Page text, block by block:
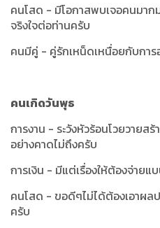
คนโสด - มีโอกาสพบเจอคนมา
จริงใจต่อท่านครับ
คนมีคู่ - คู่รักเหน็ดเหนื่อยกับการ
คนเกิดวันพุธ
การงาน - ระวังหัวร้อนโวยวายส
อย่างคาดไม่ถึงครับ
การเงิน - มีแต่เรื่องให้ต้องจ่ายแ
คนโสด - ขอดีๆไม่ได้ต้องเอาผล
ครับ